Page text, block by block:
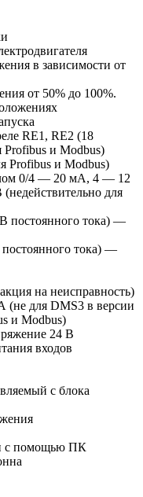
в зависимости от
от 50% до 100%.
RE1, RE2 (18
Profibus и Modbus)
Profibus и Modbus)
0/4 — 20 мА, 4 — 12
для
постоянного тока) —
тока) —
на неисправность)
(не для DMS3 в версии
и Modbus)
24 В
входов
с блока
с помощью ПК